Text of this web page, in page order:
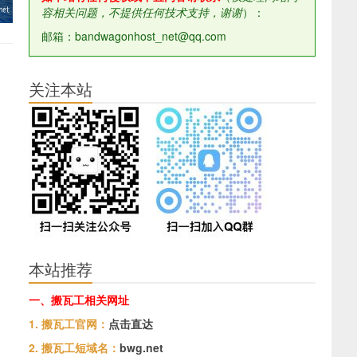
容相关问题，不提供任何技术支持，谢谢）：
邮箱：bandwagonhost_net@qq.com
关注本站
本站推荐
一、搬瓦工相关网址
1. 搬瓦工官网： 点击直达
2. 搬瓦工短域名： bwg.net